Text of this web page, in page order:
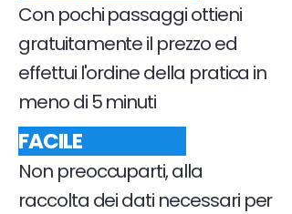
Con pochi passaggi ottieni
gratuitamente il prezzo ed
effettui l'ordine della pratica in
meno di 5 minuti
FACILE
Non preoccuparti, alla
raccolta dei dati necessari per